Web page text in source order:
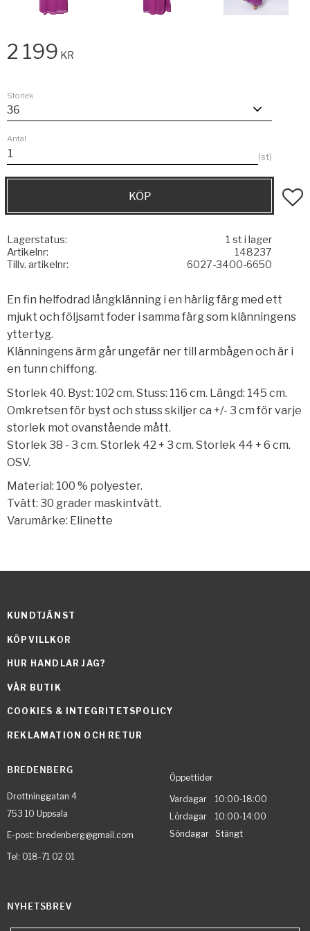
2 199 KR
Storlek
Antal
st
KÖP
Lagerstatus
1 st i lager
Artikelnr
148237
Tillv. artikelnr
6027-3400-6650
En fin helfodrad långklänning i en härlig färg med ett
mjukt och följsamt foder i samma färg som klänningens
yttertyg.
Klänningens ärm går ungefär ner till armbågen och är i
en tunn chiffong.
Storlek 40. Byst: 102 cm. Stuss: 116 cm. Längd: 145 cm.
Omkretsen för byst och stuss skiljer ca +/- 3 cm för varje
storlek mot ovanstående mått.
Storlek 38 - 3 cm. Storlek 42 + 3 cm. Storlek 44 + 6 cm.
OSV.
Material: 100 % polyester.
Tvätt: 30 grader maskintvätt.
Varumärke: Elinette
KUNDTJÄNST
KÖPVILLKOR
HUR HANDLAR JAG?
VÅR BUTIK
COOKIES & INTEGRITETSPOLICY
REKLAMATION OCH RETUR
BREDENBERG
Drottninggatan 4
753 10 Uppsala
E-post: bredenberg@gmail.com
Tel: 018-71 02 01
Öppettider
Vardagar 10:00-18:00
Lördagar 10:00-14:00
Söndagar Stängt
NYHETSBREV